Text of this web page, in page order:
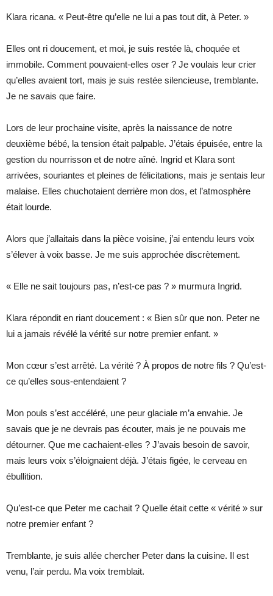
Klara ricana. « Peut-être qu’elle ne lui a pas tout dit, à Peter. »
Elles ont ri doucement, et moi, je suis restée là, choquée et
immobile. Comment pouvaient-elles oser ? Je voulais leur crier
qu’elles avaient tort, mais je suis restée silencieuse, tremblante.
Je ne savais que faire.
Lors de leur prochaine visite, après la naissance de notre
deuxième bébé, la tension était palpable. J’étais épuisée, entre la
gestion du nourrisson et de notre aîné. Ingrid et Klara sont
arrivées, souriantes et pleines de félicitations, mais je sentais leur
malaise. Elles chuchotaient derrière mon dos, et l’atmosphère
était lourde.
Alors que j’allaitais dans la pièce voisine, j’ai entendu leurs voix
s’élever à voix basse. Je me suis approchée discrètement.
« Elle ne sait toujours pas, n’est-ce pas ? » murmura Ingrid.
Klara répondit en riant doucement : « Bien sûr que non. Peter ne
lui a jamais révélé la vérité sur notre premier enfant. »
Mon cœur s’est arrêté. La vérité ? À propos de notre fils ? Qu’est-
ce qu’elles sous-entendaient ?
Mon pouls s’est accéléré, une peur glaciale m’a envahie. Je
savais que je ne devrais pas écouter, mais je ne pouvais me
détourner. Que me cachaient-elles ? J’avais besoin de savoir,
mais leurs voix s’éloignaient déjà. J’étais figée, le cerveau en
ébullition.
Qu’est-ce que Peter me cachait ? Quelle était cette « vérité » sur
notre premier enfant ?
Tremblante, je suis allée chercher Peter dans la cuisine. Il est
venu, l’air perdu. Ma voix tremblait.